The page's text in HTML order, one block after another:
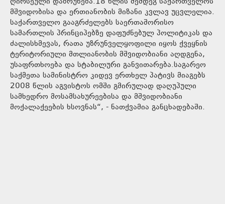
მშვიდობისა და ერთიანობის მიზანი კვლავ უცვლელია.
საქართველო გააგრძელებს საერთაშორისო
სამართლის პრინციპებზე დაფუძნებულ პოლიტიკას და
ძალისხმევას, რათა უზრუნველყოფილი იყოს ქვეყნის
ტერიტორიული მთლიანობის მშვიდობიანი აღდგენა,
უსაფრთხოება და სტაბილური განვითარება.საგარეო
საქმეთა სამინისტრო კიდევ ერთხელ პატივს მიაგებს
2008 წლის აგვისტოს ომში გმირულად დაღუპული
სამხედრო მოსამსახურეებისა და მშვიდობიანი
მოქალაქეების ხსოვნას“, - ნათქვამია განცხადებაში.